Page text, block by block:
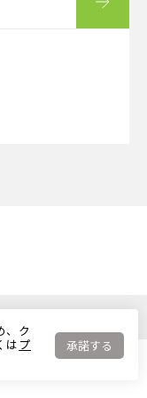
、ク
は プ
承諾する